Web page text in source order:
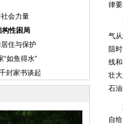
律要
霍
气
阻
线
壮
石
海
自